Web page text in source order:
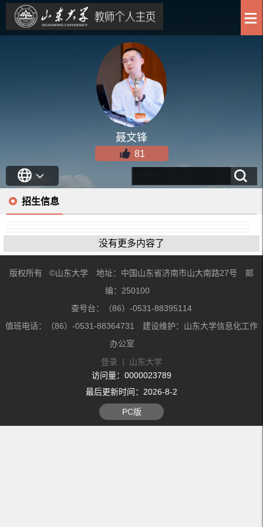
聂文锋
81
招生信息
没有更多内容了
版权所有 ©山东大学 地址：中国山东省济南市山大南路27号 邮
编：250100
查号台：（86）-0531-88395114
值班电话：（86）-0531-88364731 建设维护：山东大学信息化工作
办公室
登录 | 山东大学
访问量： 0000023789
最后更新时间： 2026-8-2
PC版